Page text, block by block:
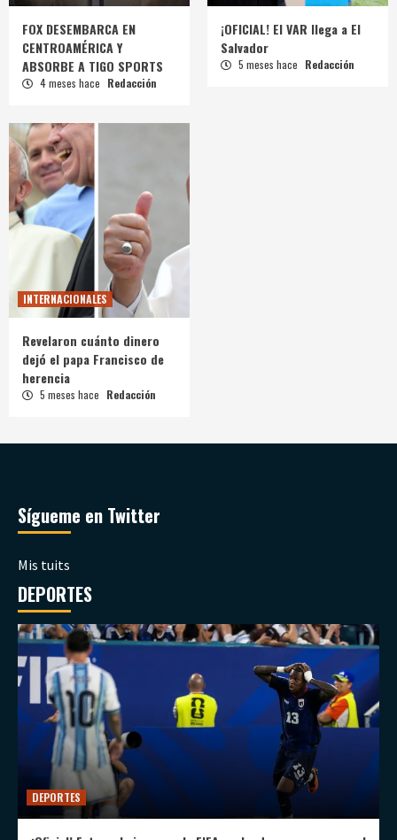
FOX DESEMBARCA EN
CENTROAMÉRICA Y
ABSORBE A TIGO SPORTS
4 meses hace Redacción
¡OFICIAL! El VAR llega a El
Salvador
5 meses hace Redacción
INTERNACIONALES
Revelaron cuánto dinero
dejó el papa Francisco de
herencia
5 meses hace Redacción
Sígueme en Twitter
Mis tuits
DEPORTES
DEPORTES